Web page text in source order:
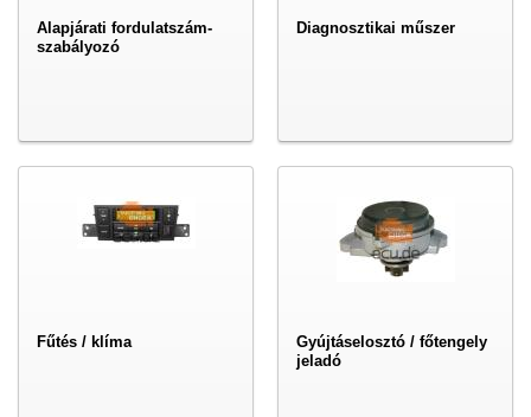
Alapjárati fordulatszám-
szabályozó
Diagnosztikai műszer
Fűtés / klíma
Gyújtáselosztó / főtengely
jeladó